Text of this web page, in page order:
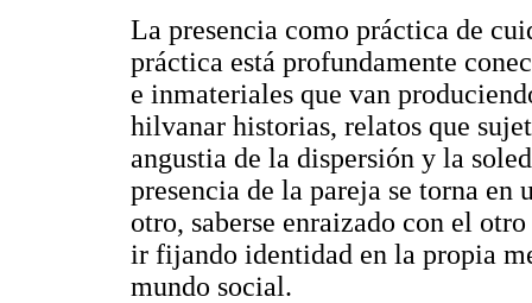
La presencia como práctica de
práctica está profundamente
e inmateriales que van
hilvanar historias, relatos que
angustia de la dispersión y la
presencia de la pareja se torna
otro, saberse enraizado con el
ir fijando identidad en la propia
mundo social.